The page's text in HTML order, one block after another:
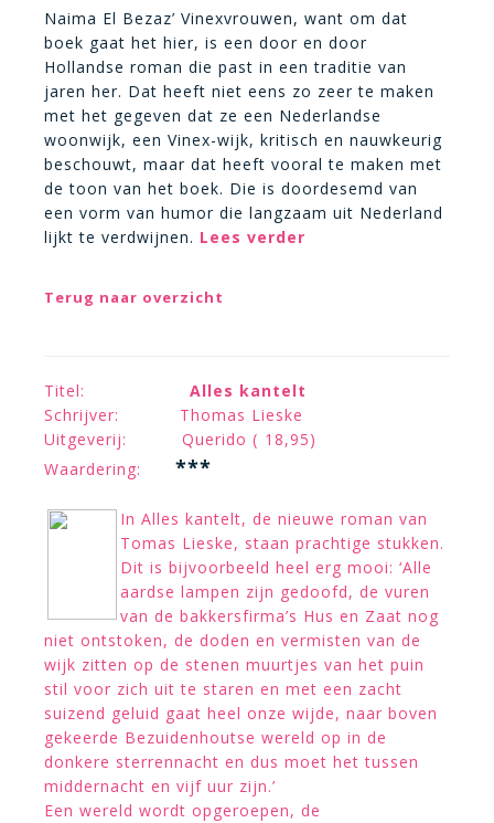
Naima El Bezaz’ Vinexvrouwen, want om dat
boek gaat het hier, is een door en door
Hollandse roman die past in een traditie van
jaren her. Dat heeft niet eens zo zeer te maken
met het gegeven dat ze een Nederlandse
woonwijk, een Vinex-wijk, kritisch en nauwkeurig
beschouwt, maar dat heeft vooral te maken met
de toon van het boek. Die is doordesemd van
een vorm van humor die langzaam uit Nederland
lijkt te verdwijnen. Lees verder
Terug naar overzicht
Titel: Alles kantelt
Schrijver: Thomas Lieske
Uitgeverij: Querido ( 18,95)
Waardering:
***
In Alles kantelt, de nieuwe roman van
Tomas Lieske, staan prachtige stukken.
Dit is bijvoorbeeld heel erg mooi: ‘Alle
aardse lampen zijn gedoofd, de vuren
van de bakkersfirma’s Hus en Zaat nog
niet ontstoken, de doden en vermisten van de
wijk zitten op de stenen muurtjes van het puin
stil voor zich uit te staren en met een zacht
suizend geluid gaat heel onze wijde, naar boven
gekeerde Bezuidenhoutse wereld op in de
donkere sterrennacht en dus moet het tussen
middernacht en vijf uur zijn.’
Een wereld wordt opgeroepen, de